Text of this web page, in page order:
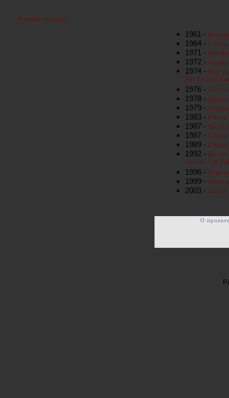
1961 -
1964 -
1971 -
1972 -
1974 - Мы
All Loved
1976 -
1978 -
1979 -
1983 - Ключ
1987 - Очки
1987 -
1989 -
1992 -
Salami / A
1996 -
1999 -
2003 - Люди
Реклама на сайте
О